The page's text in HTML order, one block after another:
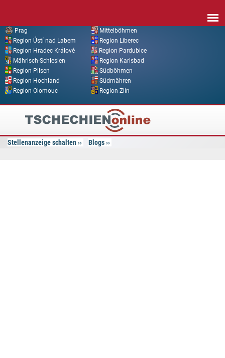
Prag
Mittelböhmen
Region Ústí nad Labem
Region Liberec
Region Hradec Králové
Region Pardubice
Mährisch-Schlesien
Region Karlsbad
Region Pilsen
Südböhmen
Region Hochland
Südmähren
Region Olomouc
Region Zlín
Tschechien
Online
Stellenanzeige schalten Blogs